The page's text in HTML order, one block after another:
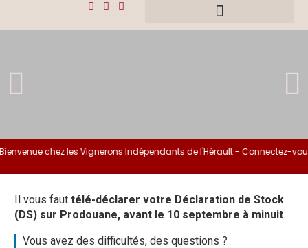
chez les Vignerons Indépendants de l'Hérault - Connectez-
Il vous fauttélé-déclarer votre Déclaration de Stock
(DS) sur Prodouane, avant le 10 septembre à minuit.
Vous avez des difficultés, des questions ?